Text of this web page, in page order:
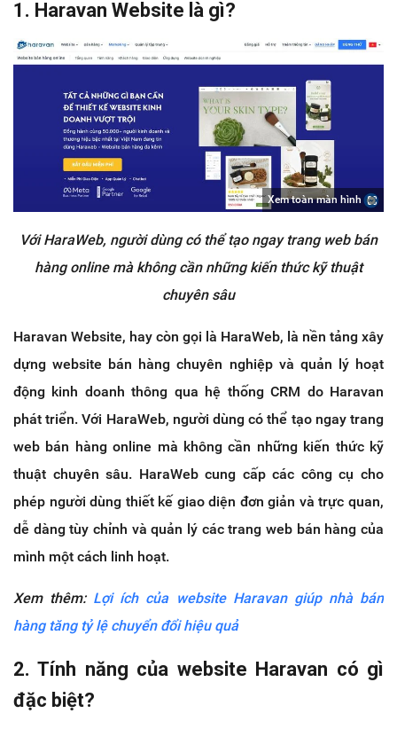
1. Haravan Website là gì?
Xem toàn màn hình
Với HaraWeb, người dùng có thể tạo ngay trang web bán
hàng online mà không cần những kiến thức kỹ thuật
chuyên sâu
Haravan Website, hay còn gọi là HaraWeb, là nền tảng xây
dựng website bán hàng chuyên nghiệp và quản lý hoạt
động kinh doanh thông qua hệ thống CRM do Haravan
phát triển. Với HaraWeb, người dùng có thể tạo ngay trang
web bán hàng online mà không cần những kiến thức kỹ
thuật chuyên sâu. HaraWeb cung cấp các công cụ cho
phép người dùng thiết kế giao diện đơn giản và trực quan,
dễ dàng tùy chỉnh và quản lý các trang web bán hàng của
mình một cách linh hoạt.
Xem thêm: Lợi ích của website Haravan giúp nhà bán
hàng tăng tỷ lệ chuyển đổi hiệu quả
2. Tính năng của website Haravan có gì
đặc biệt?